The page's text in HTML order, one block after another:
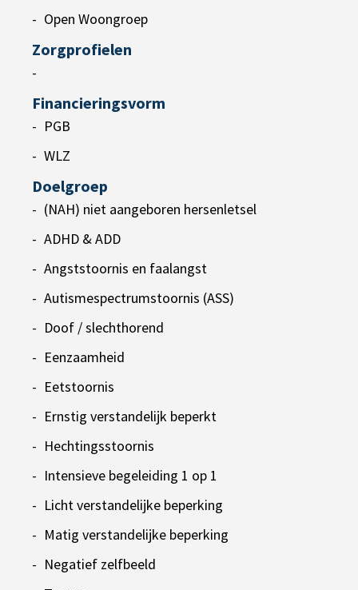
Open Woongroep
Zorgprofielen
-
Financieringsvorm
PGB
WLZ
Doelgroep
(NAH) niet aangeboren hersenletsel
ADHD & ADD
Angststoornis en faalangst
Autismespectrumstoornis (ASS)
Doof / slechthorend
Eenzaamheid
Eetstoornis
Ernstig verstandelijk beperkt
Hechtingsstoornis
Intensieve begeleiding 1 op 1
Licht verstandelijke beperking
Matig verstandelijke beperking
Negatief zelfbeeld